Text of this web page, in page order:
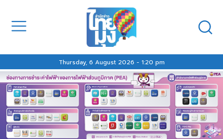
Thursday, 6 August 2026 - 1:20 pm